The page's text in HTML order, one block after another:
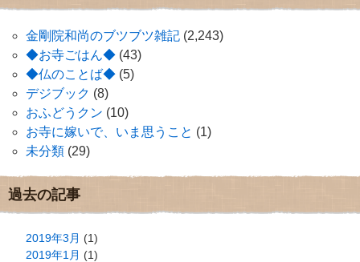
金剛院和尚のブツブツ雑記 (2,243)
◆お寺ごはん◆ (43)
◆仏のことば◆ (5)
デジブック (8)
おふどうクン (10)
お寺に嫁いで、いま思うこと (1)
未分類 (29)
過去の記事
2019年3月 (1)
2019年1月 (1)